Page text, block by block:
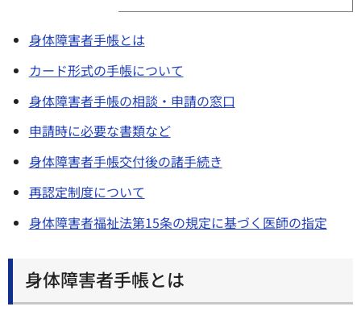
身体障害者手帳とは
カード形式の手帳について
身体障害者手帳の相談・申請の窓口
申請時に必要な書類など
身体障害者手帳交付後の諸手続き
再認定制度について
身体障害者福祉法第15条の規定に基づく医師の指定
身体障害者手帳とは